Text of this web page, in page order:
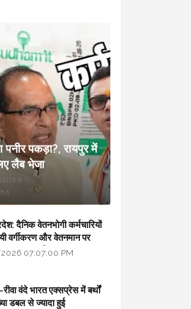
पकड़ा?, रायपुर में
लैब भेजा
दैनिक वेतनभोगी कर्मचारियों
वर्गीकरण और वेतनमान पर
बड़ा स्पष्टीकरण
07:07:00 PM
वंदे भारत एक्सप्रेस में बर्थों
डबल से ज्यादा हुई